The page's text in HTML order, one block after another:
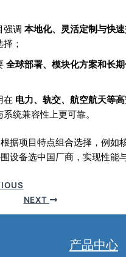
强调 本地化、灵活定制与快
；
全球部署、模块化方案和长
在 电力、轨交、航空航天等
统兼容性上更可靠。
据项目特点组合选择，例如
设备选中国厂商，实现性能
NEXT
产品中心